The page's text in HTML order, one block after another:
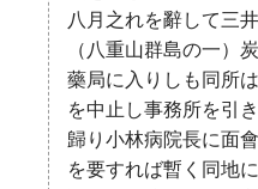
八月之れを辭して三
（八重山群島の一）
藥局に入りしも同所
を中止し事務所を引
歸り小林病院長に面
を要すれば暫く同地